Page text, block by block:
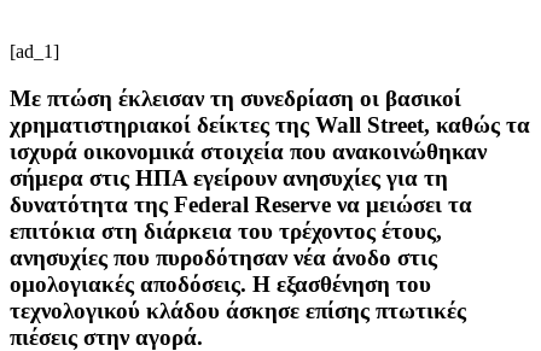
[ad_1]
Με πτώση έκλεισαν τη συνεδρίαση οι βασικοί
χρηματιστηριακοί δείκτες της Wall Street, καθώς τα
ισχυρά οικονομικά στοιχεία που ανακοινώθηκαν
σήμερα στις ΗΠΑ εγείρουν ανησυχίες για τη
δυνατότητα της Federal Reserve να μειώσει τα
επιτόκια στη διάρκεια του τρέχοντος έτους,
ανησυχίες που πυροδότησαν νέα άνοδο στις
ομολογιακές αποδόσεις. Η εξασθένηση του
τεχνολογικού κλάδου άσκησε επίσης πτωτικές
πιέσεις στην αγορά.